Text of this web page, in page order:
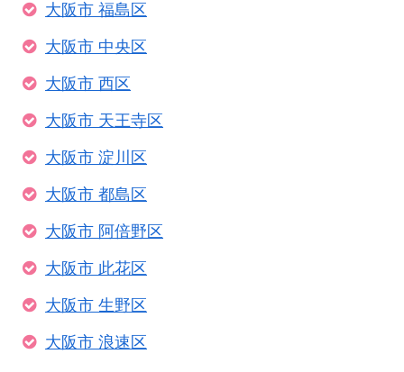
大阪市 福島区
大阪市 中央区
大阪市 西区
大阪市 天王寺区
大阪市 淀川区
大阪市 都島区
大阪市 阿倍野区
大阪市 此花区
大阪市 生野区
大阪市 浪速区